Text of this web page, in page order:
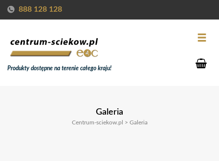
888 128 128
Produkty dostępne na terenie całego kraju!
Galeria
Centrum-sciekow.pl > Galeria